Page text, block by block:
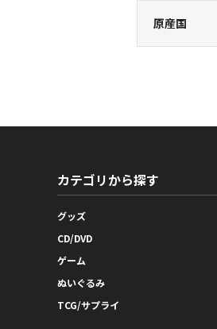
原産国
カテゴリから探す
グッズ
CD/DVD
ゲーム
ぬいぐるみ
TCG/サプライ